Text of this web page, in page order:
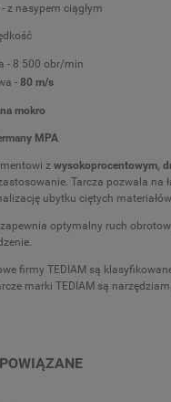
z nasypem ciągłym
- 8 500 obr/min
- 80 m/s
na mokro
MPA
z wysokoprocentowym,
Tarcza pozwala
ubytku ciętych
optymalny ruch
firmy TEDIAM są
marki TEDIAM są